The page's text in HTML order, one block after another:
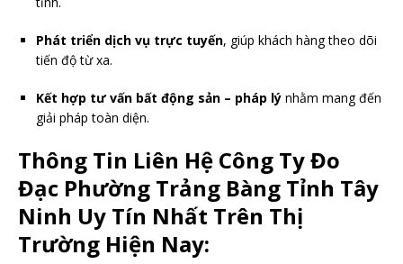
Phát triển dịch vụ trực tuyến, giúp khách hàng theo dõi
tiến độ từ xa.
Kết hợp tư vấn bất động sản – pháp lý nhằm mang đến
giải pháp toàn diện.
Thông Tin Liên Hệ Công Ty Đo
Đạc Phường Trảng Bàng Tỉnh Tây
Ninh Uy Tín Nhất Trên Thị
Trường Hiện Nay: